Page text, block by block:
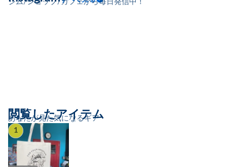
ジム/ショップ/カフェから毎日発信中！
あなたが見た気になるギア
閲覧したアイテム
1